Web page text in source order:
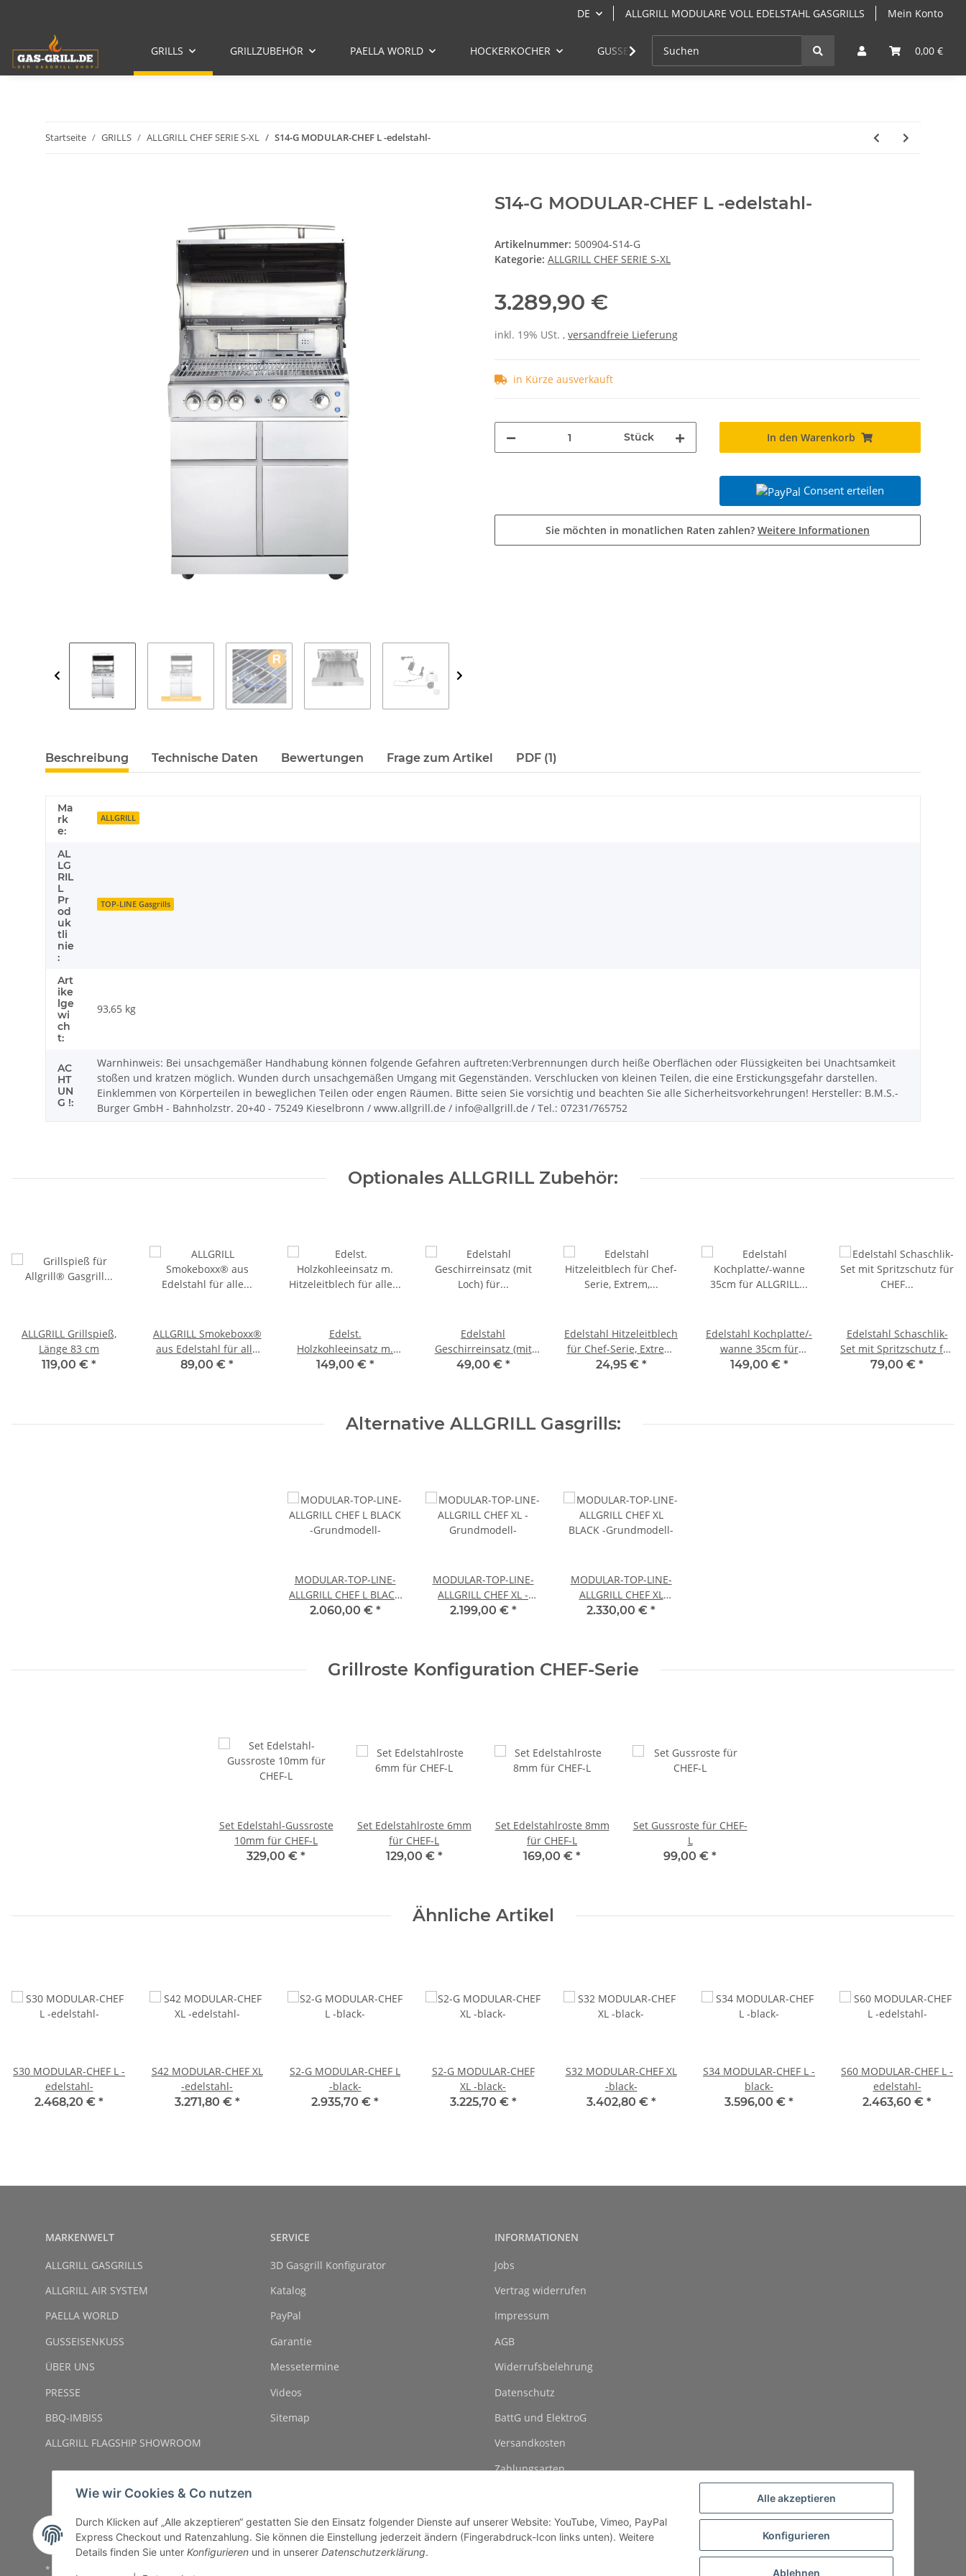
DE ALLGRILL MODULARE VOLL EDELSTAHL GASGRILLS Mein Konto
0,00 €
GRILLS GRILLZUBEHÖR PAELLA WORLD HOCKERKOCHER GUSSEISEN ANGEBOTE GRILLKURSE & GRILLSEMINARE
Startseite GRILLS ALLGRILL CHEF SERIE S-XL S14-G MODULAR-CHEF L -edelstahl-
S14-G MODULAR-CHEF L -edelstahl-
Artikelnummer: 500904-S14-G
Kategorie: ALLGRILL CHEF SERIE S-XL
3.289,90 €
inkl. 19% USt. , versandfreie Lieferung
in Kürze ausverkauft
Stück In den Warenkorb
Consent erteilen
Sie möchten in monatlichen Raten zahlen? Weitere Informationen
Beschreibung Technische Daten Bewertungen Frage zum Artikel PDF (1)
Ma
rk
e:
ALLGRILL
AL
LG
RIL
L
Pr
od
uk
tli
nie
:
TOP-LINE Gasgrills
Art
ike
lge
wi
ch
t:
93,65 kg
AC
HT
UN
G !:
Warnhinweis: Bei unsachgemäßer Handhabung können folgende Gefahren auftreten:Verbrennungen durch heiße Oberflächen oder Flüssigkeiten bei Unachtsamkeit
stoßen und kratzen möglich. Wunden durch unsachgemäßen Umgang mit Gegenständen. Verschlucken von kleinen Teilen, die eine Erstickungsgefahr darstellen.
Einklemmen von Körperteilen in beweglichen Teilen oder engen Räumen. Bitte seien Sie vorsichtig und beachten Sie alle Sicherheitsvorkehrungen! Hersteller: B.M.S.-
Burger GmbH - Bahnholzstr. 20+40 - 75249 Kieselbronn / www.allgrill.de / info@allgrill.de / Tel.: 07231/765752
Optionales ALLGRILL Zubehör:
ALLGRILL Grillspieß,
Länge 83 cm
119,00 € *
ALLGRILL Smokeboxx®
aus Edelstahl für alle
Modelle ab Allrounder
89,00 € *
Edelst.
Holzkohleeinsatz m.
Hitzeleitblech für alle
149,00 € *
Edelstahl
Geschirreinsatz (mit
Loch) für
S/M/L/XL
49,00 € *
Edelstahl Hitzeleitblech
für Chef-Serie, Extrem,
Ultra u. Outdoorküche
24,95 € *
Edelstahl Kochplatte/-
wanne 35cm für
ALLGRILL Allrounder L,
149,00 € *
Edelstahl Schaschlik-
Set mit Spritzschutz für
CHEF S/M/L/XL u.
79,00 € *
Alternative ALLGRILL Gasgrills:
MODULAR-TOP-LINE-
ALLGRILL CHEF L BLACK
-Grundmodell-
2.060,00 € *
MODULAR-TOP-LINE-
ALLGRILL CHEF XL -
Grundmodell-
2.199,00 € *
MODULAR-TOP-LINE-
ALLGRILL CHEF XL
BLACK -Grundmodell-
2.330,00 € *
Grillroste Konfiguration CHEF-Serie
Set Edelstahl-Gussroste
10mm für CHEF-L
329,00 € *
Set Edelstahlroste 6mm
für CHEF-L
129,00 € *
Set Edelstahlroste 8mm
für CHEF-L
169,00 € *
Set Gussroste für CHEF-
L
99,00 € *
Ähnliche Artikel
S30 MODULAR-CHEF L -
edelstahl-
2.468,20 € *
S42 MODULAR-CHEF XL
-edelstahl-
3.271,80 € *
S2-G MODULAR-CHEF L
-black-
2.935,70 € *
S2-G MODULAR-CHEF
XL -black-
3.225,70 € *
S32 MODULAR-CHEF XL
-black-
3.402,80 € *
S34 MODULAR-CHEF L -
black-
3.596,00 € *
S60 MODULAR-CHEF L -
edelstahl-
2.463,60 € *
MARKENWELT
ALLGRILL GASGRILLS
ALLGRILL AIR SYSTEM
PAELLA WORLD
GUSSEISENKUSS
ÜBER UNS
PRESSE
BBQ-IMBISS
ALLGRILL FLAGSHIP SHOWROOM
SERVICE
3D Gasgrill Konfigurator
Katalog
PayPal
Garantie
Messetermine
Videos
Sitemap
INFORMATIONEN
Jobs
Vertrag widerrufen
Impressum
AGB
Widerrufsbelehrung
Datenschutz
BattG und ElektroG
Versandkosten
Zahlungsarten
* Alle Preise inkl. gesetzlicher USt., zzgl.
Wie wir Cookies & Co nutzen
Durch Klicken auf „Alle akzeptieren“ gestatten Sie den Einsatz folgender Dienste auf unserer Website: YouTube, Vimeo, PayPal
Express Checkout und Ratenzahlung. Sie können die Einstellung jederzeit ändern (Fingerabdruck-Icon links unten). Weitere
Details finden Sie unter Konfigurieren und in unserer Datenschutzerklärung.
Alle akzeptieren
Konfigurieren
Ablehnen